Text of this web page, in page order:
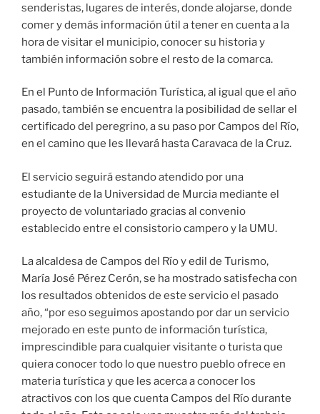
senderistas, lugares de interés, donde alojarse, donde
comer y demás información útil a tener en cuenta a la
hora de visitar el municipio, conocer su historia y
también información sobre el resto de la comarca.
En el Punto de Información Turística, al igual que el año
pasado, también se encuentra la posibilidad de sellar el
certificado del peregrino, a su paso por Campos del Río,
en el camino que les llevará hasta Caravaca de la Cruz.
El servicio seguirá estando atendido por una
estudiante de la Universidad de Murcia mediante el
proyecto de voluntariado gracias al convenio
establecido entre el consistorio campero y la UMU.
La alcaldesa de Campos del Río y edil de Turismo,
María José Pérez Cerón, se ha mostrado satisfecha con
los resultados obtenidos de este servicio el pasado
año, “por eso seguimos apostando por dar un servicio
mejorado en este punto de información turística,
imprescindible para cualquier visitante o turista que
quiera conocer todo lo que nuestro pueblo ofrece en
materia turística y que les acerca a conocer los
atractivos con los que cuenta Campos del Río durante